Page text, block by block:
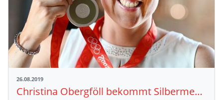
26.08.2019
Christina Obergföll bekommt Silbermedaille von Peking 2008